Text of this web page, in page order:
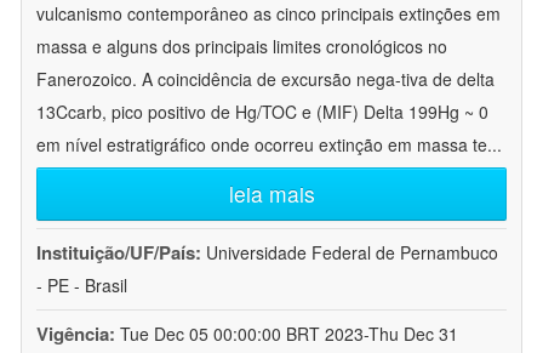
vulcanismo contemporâneo as cinco principais extinções em
massa e alguns dos principais limites cronológicos no
Fanerozoico. A coincidência de excursão nega-tiva de delta
13Ccarb, pico positivo de Hg/TOC e (MIF) Delta 199Hg ~ 0
em nível estratigráfico onde ocorreu extinção em massa te...
leia mais
Instituição/UF/País: Universidade Federal de Pernambuco
- PE - Brasil
Vigência: Tue Dec 05 00:00:00 BRT 2023-Thu Dec 31